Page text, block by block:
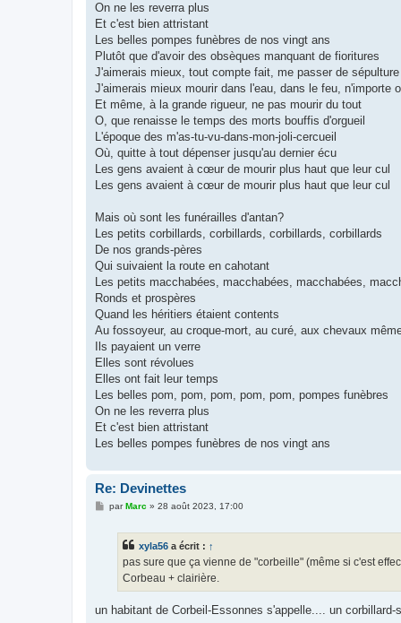
On ne les reverra plus
Et c'est bien attristant
Les belles pompes funèbres de nos vingt ans
Plutôt que d'avoir des obsèques manquant de fioritures
J'aimerais mieux, tout compte fait, me passer de sépulture
J'aimerais mieux mourir dans l'eau, dans le feu, n'importe
Et même, à la grande rigueur, ne pas mourir du tout
O, que renaisse le temps des morts bouffis d'orgueil
L'époque des m'as-tu-vu-dans-mon-joli-cercueil
Où, quitte à tout dépenser jusqu'au dernier écu
Les gens avaient à cœur de mourir plus haut que leur cul
Les gens avaient à cœur de mourir plus haut que leur cul
Mais où sont les funérailles d'antan?
Les petits corbillards, corbillards, corbillards, corbillards
De nos grands-pères
Qui suivaient la route en cahotant
Les petits macchabées, macchabées, macchabées,
Ronds et prospères
Quand les héritiers étaient contents
Au fossoyeur, au croque-mort, au curé, aux chevaux
Ils payaient un verre
Elles sont révolues
Elles ont fait leur temps
Les belles pom, pom, pom, pom, pom, pompes funèbres
On ne les reverra plus
Et c'est bien attristant
Les belles pompes funèbres de nos vingt ans
Re: Devinettes
MparMarc » 28 août 2023, 17:00
xyla56 a écrit : ↑
pas sure que ça vienne de "corbeille" (même si c'est
Corbeau + clairière.
un habitant de Corbeil-Essonnes s'appelle.... un corbillard-